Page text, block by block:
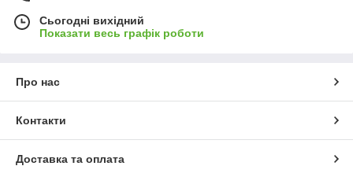
Сьогодні вихідний
Показати весь графік роботи
Про нас
Контакти
Доставка та оплата